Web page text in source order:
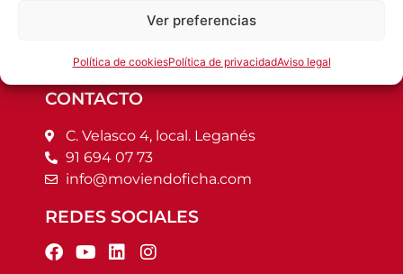
Ver preferencias
Política de cookiesPolítica de privacidadAviso legal
clientes y alumnos.
CONTACTO
C. Velasco 4, local. Leganés
91 694 07 73
info@moviendoficha.com
REDES SOCIALES